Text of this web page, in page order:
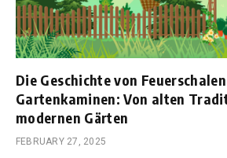
Die Geschichte von
Gartenkaminen: Von alten
modernen Gärten
FEBRUARY 27, 2025